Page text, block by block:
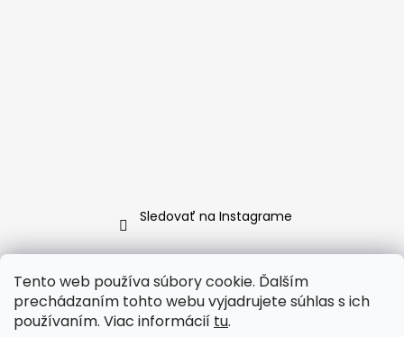
Tento web používa súbory cookie. Ďalším
prechádzaním tohto webu vyjadrujete súhlas s ich
používaním. Viac informácií tu.
Sledovať na Instagrame
www.CAVICIO.sk ∞∞∞ www.CAVICIO.com
www.CAVICIO.cz